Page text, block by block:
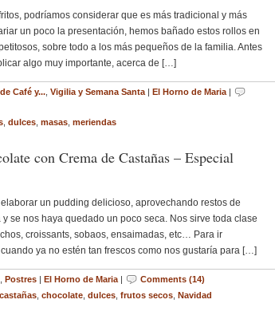
podríamos considerar que es más tradicional y más
un poco la presentación, hemos bañado estos rollos en
sobre todo a los más pequeños de la familia. Antes
algo muy importante, acerca de […]
Café y... Vigilia y Semana Santa | El Horno de Maria |
dulces masas meriendas
con Crema de Castañas – Especial
un pudding delicioso, aprovechando restos de
se nos haya quedado un poco seca. Nos sirve toda clase
croissants, sobaos, ensaimadas, etc… Para ir
ya no estén tan frescos como nos gustaría para […]
Postres | El Horno de Maria |
Comments (14)
castañas chocolate dulces frutos secos Navidad